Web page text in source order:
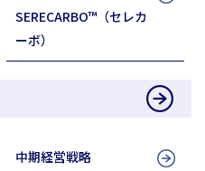
SERECARBO™（セレカ
ーボ）
中期経営戦略